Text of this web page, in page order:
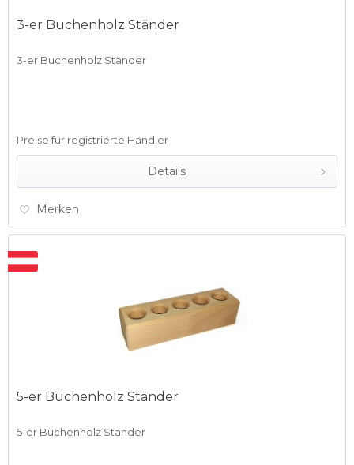
3-er Buchenholz Ständer
3-er Buchenholz Ständer
Preise für registrierte Händler
Details
Merken
5-er Buchenholz Ständer
5-er Buchenholz Ständer